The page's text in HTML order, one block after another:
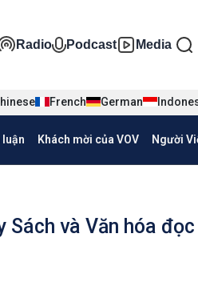
phương tiện
Radio Podcast Media
French German
luận Khách mời của VOV Người
Sách và Văn hóa